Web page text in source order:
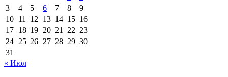
3
4 5 6 7 8
9
10 11 12 13 14 15 16
17 18 19 20 21 22 23
24 25 26 27 28 29 30
31
« Июл